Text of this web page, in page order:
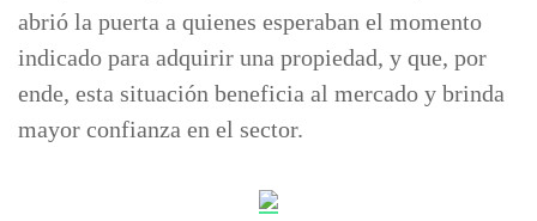
abrió la puerta a quienes esperaban el momento
indicado para adquirir una propiedad, y que, por
ende, esta situación beneficia al mercado y brinda
mayor confianza en el sector.